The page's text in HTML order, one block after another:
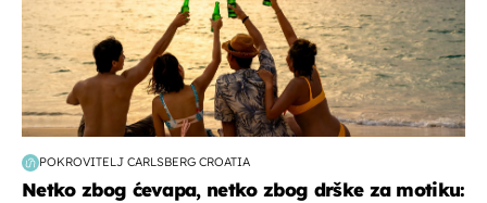
POKROVITELJ CARLSBERG CROATIA
Netko zbog ćevapa, netko zbog drške za motiku: